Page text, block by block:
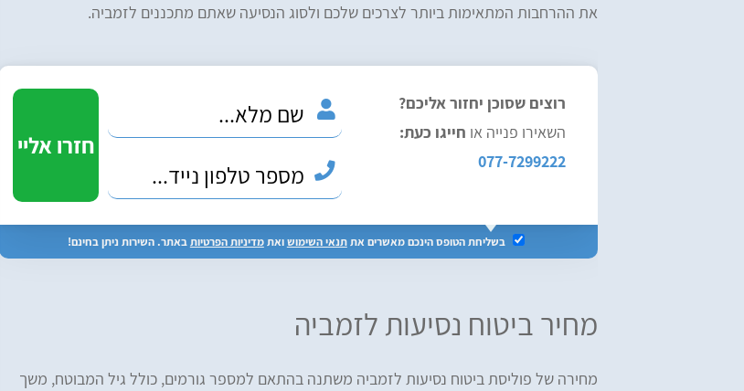
את ההרחבות המתאימות ביותר לצרכים שלכם ולסוג הנסיעה שאתם מתכננים לזמביה.
רוצים שסוכן יחזור אליכם?
השאירו פנייה או חייגו כעת:
077-7299222
בשליחת הטופס הינכם מאשרים אתתנאי השימושואתמדיניות הפרטיותבאתר. השירות ניתן בחינם!
מחיר ביטוח נסיעות לזמביה
מחירה של פוליסת ביטוח נסיעות לזמביה משתנה בהתאם למספר גורמים, כולל גיל המבוטח, משך